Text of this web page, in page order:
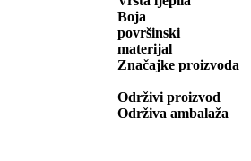
Boja
površinski
materijal
Značajke proizvoda
Održivi proizvod
Održiva ambalaža